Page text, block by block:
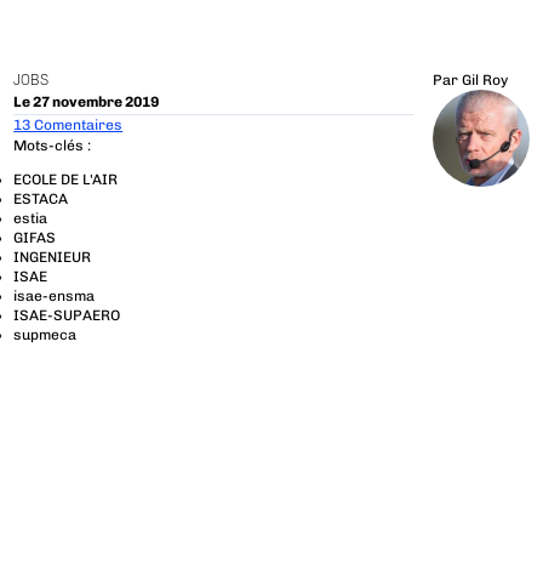
JOBS
Le 27 novembre 2019
Par Gil Roy
13 Comentaires
Mots-clés :
ECOLE DE L'AIR
ESTACA
estia
GIFAS
INGENIEUR
ISAE
isae-ensma
ISAE-SUPAERO
supmeca